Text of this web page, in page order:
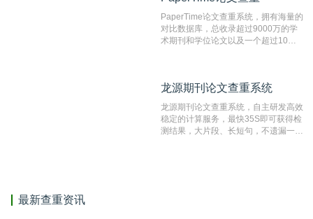
PaperTime论文查重系统，拥有海量的
对比数据库，总收录超过9000万的学
术期刊和学位论文以及一个超过10亿
对，利用指纹索引快速而精准地在云检
有相似的片段，该项技术检测速度快、
准确率高，市场反映良好。
龙源期刊论文查重系统
龙源期刊论文查重系统，自主研发高效
稳定的计算服务，最快35S即可获得检
测结果，大片段、长短句，不遗漏一处
最新查重资讯